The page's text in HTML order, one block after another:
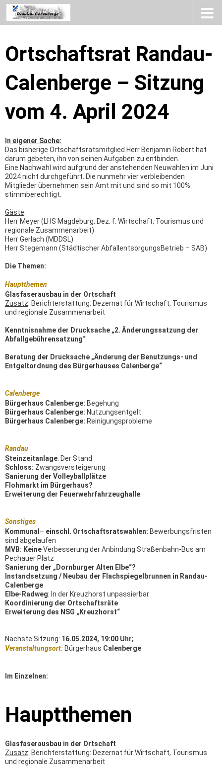
Zum Inhalt springen
Ortschaftsrat Randau-
Calenberge – Sitzung
vom 4. April 2024
In eigener Sache:
Das bisherige Ortschaftsratsmitglied Herr Benjamin Robert hat
darum gebeten, ihn von seinen Aufgaben zu entbinden.
Eine Nachwahl wird aufgrund der anstehenden Neuwahlen im Juni
2024 nicht durchgeführt. Die nunmehr vier verbleibenden
Mitglieder übernehmen sein Amt mit und sind so mit 100%
stimmberechtigt.
Gäste:
Herr Meyer (LHS Magdeburg, Dez. f. Wirtschaft, Tourismus und
regionale Zusammenarbeit)
Herr Gerlach (MDDSL)
Herr Stegemann (Städtischer AbfallentsorgungsBetrieb – SAB)
Die Themen:
Hauptthemen
Glasfaserausbau in der Ortschaft
Zusatz: Berichterstattung: Dezernat für Wirtschaft, Tourismus
und regionale Zusammenarbeit
Kenntnisnahme der Drucksache „2. Änderungssatzung der
Abfallgebührensatzung“
Beratung der Drucksache „Änderung der Benutzungs- und
Entgeltordnung des Bürgerhauses Calenberge“
Calenberge
Bürgerhaus Calenberge: Begehung
Bürgerhaus Calenberge: Nutzungsentgelt
Bürgerhaus Calenberge: Reinigungsprobleme
Randau
Steinzeitanlage: Der Stand
Schloss: Zwangsversteigerung
Sanierung der Volleyballplätze
Flohmarkt im Bürgerhaus?
Erweiterung der Feuerwehrfahrzeughalle
Sonstiges
Kommunal – einschl. Ortschaftsratswahlen: Bewerbungsfristen
sind abgelaufen
MVB: KeineVerbesserung der Anbindung Straßenbahn-Bus am
Pechauer Platz
Sanierung der „Dornburger Alten Elbe“?
Instandsetzung / Neubau der Flachspiegelbrunnen in Randau-
Calenberge
Elbe-Radweg: In der Kreuzhorst unpassierbar
Koordinierung der Ortschaftsräte
Erweiterung des NSG „Kreuzhorst“
Nächste Sitzung: 16.05.2024, 19:00 Uhr;
Veranstaltungsort: Bürgerhaus Calenberge
Im Einzelnen:
Hauptthemen
Glasfaserausbau in der Ortschaft
Zusatz: Berichterstattung: Dezernat für Wirtschaft, Tourismus
und regionale Zusammenarbeit